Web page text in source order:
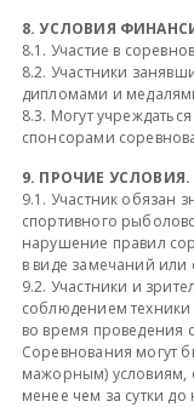
8. УСЛОВИЯ
8.1. Участие в
8.2. Участники
дипломами и
8.3. Могут
спонсорами
9. ПРОЧИЕ УСЛОВИЯ.
9.1. Участник обязан
спортивного
нарушение правил
в виде замечаний или
9.2. Участники и
соблюдением
во время проведения
Соревнования могут
мажорным) условиям,
менее чем за сутки